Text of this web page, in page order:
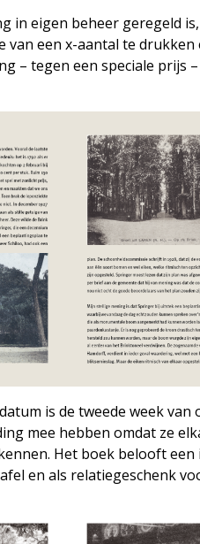
in eigen beheer geregeld
een x-aantal te drukken
– tegen een speciale prijs
is de tweede week
mee hebben omdat ze
Het boek belooft
en als relatiegeschenk